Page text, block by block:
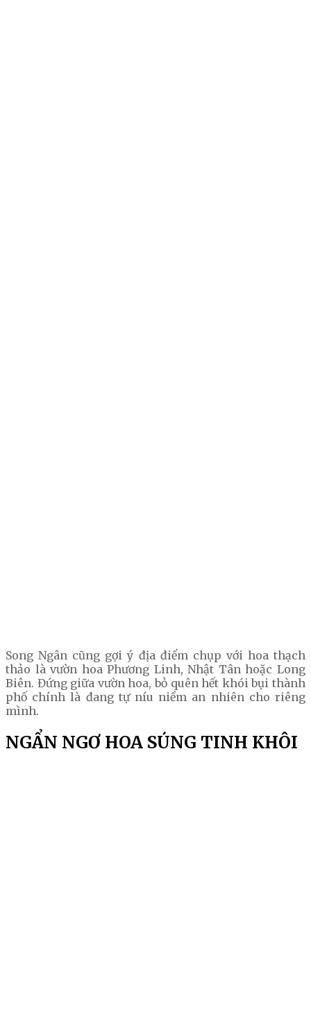
Song Ngân cũng gợi ý địa điểm chụp với hoa thạch
thảo là vườn hoa Phương Linh, Nhật Tân hoặc Long
Biên. Đứng giữa vườn hoa, bỏ quên hết khói bụi thành
phố chính là đang tự níu niềm an nhiên cho riêng
mình.
NGẨN NGƠ HOA SÚNG TINH KHÔI